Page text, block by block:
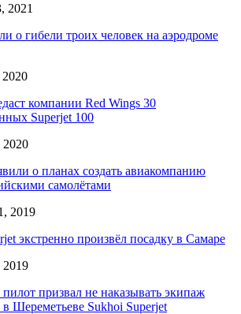
2021
о гибели троих человек на аэродроме
компании Red Wings 30
Superjet 100
о планах создать авиакомпанию
самолётами
2019
экстренно произвёл посадку в Самаре
призвал не наказывать экипаж
в Шереметьеве Sukhoi Superjet